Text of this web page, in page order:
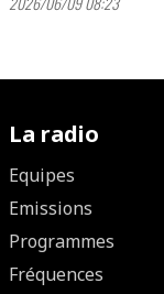
La radio
Equipes
Emissions
Programmes
Fréquences